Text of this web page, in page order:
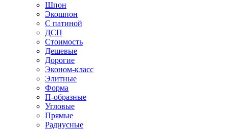
Шпон
Экошпон
С патиной
ДСП
Стоимость
Дешевые
Дорогие
Эконом-класс
Элитные
Форма
П-образные
Угловые
Прямые
Радиусные